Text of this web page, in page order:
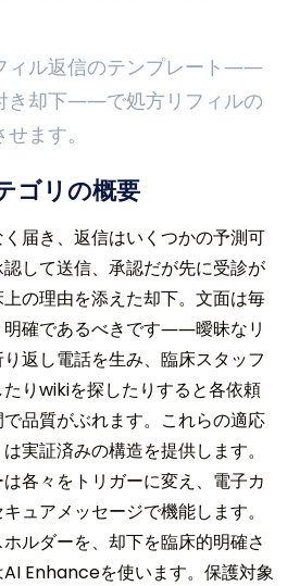
ィル返信のテンプレート――
き却下――で処方リフィルの
ます。
ゴリの概要
届き、返信はいくつかの予測可
して送信、承認だが先に受診が
の理由を添えた却下。文面は毎
明確であるべきです――曖昧なリ
返し電話を生み、臨床スタッフ
りwikiを探したりすると各依頼
品質がぶれます。これらの適応
実証済みの構造を提供します。
各々をトリガーに変え、電子カ
ュアメッセージで機能します。
ルダーを、却下を臨床的明確さ
Enhanceを使います。保護対象